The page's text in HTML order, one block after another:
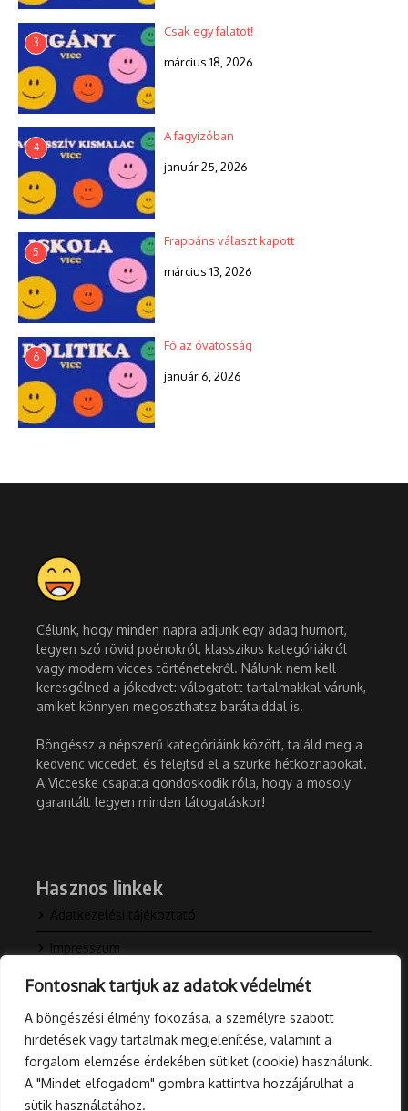
Fontosnak tartjuk az adatok védelmét
A böngészési élmény fokozása, a személyre szabott
hirdetések vagy tartalmak megjelenítése, valamint a
forgalom elemzése érdekében sütiket (cookie) használunk.
A "Mindet elfogadom" gombra kattintva hozzájárulhat a
sütik használatához.
3
Csak egy falatot!
március 18, 2026
4
A fagyizóban
január 25, 2026
5
Frappáns választ kapott
március 13, 2026
6
Fő az óvatosság
január 6, 2026
Célunk, hogy minden napra adjunk egy adag humort,
legyen szó rövid poénokról, klasszikus kategóriákról
vagy modern vicces történetekről. Nálunk nem kell
keresgélned a jókedvet: válogatott tartalmakkal várunk,
amiket könnyen megoszthatsz barátaiddal is.
Böngéssz a népszerű kategóriáink között, találd meg a
kedvenc viccedet, és felejtsd el a szürke hétköznapokat.
A Vicceske csapata gondoskodik róla, hogy a mosoly
garantált legyen minden látogatáskor!
Hasznos linkek
Adatkezelési tájékoztató
Impresszum
Kapcsolat
Rólunk
Blog